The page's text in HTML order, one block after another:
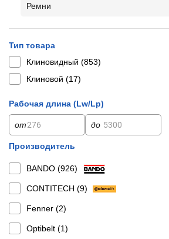
Ремни
Тип товара
Клиновидный (853)
Клиновой (17)
Рабочая длина (Lw/Lp)
от до
Производитель
BANDO (926)
CONTITECH (9)
Fenner (2)
Optibelt (1)